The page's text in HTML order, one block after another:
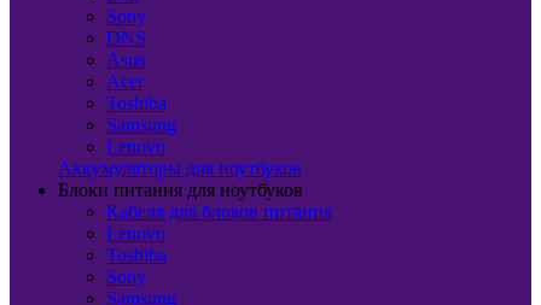
Sony
DNS
Asus
Acer
Toshiba
Samsung
Lenovo
Аккумуляторы для ноутбуков
Блоки питания для ноутбуков
Кабеля для блоков питания
Lenovo
Toshiba
Sony
Samsung